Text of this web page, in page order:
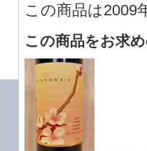
この商品は2009
この商品をお求